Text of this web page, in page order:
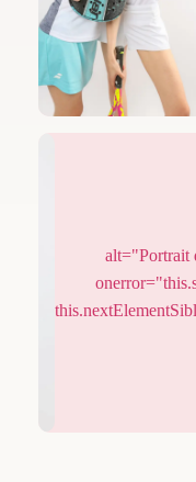
alt="Portrait